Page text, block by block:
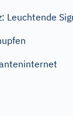
Leuchtende